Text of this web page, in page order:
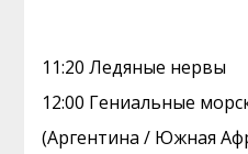
11:20 Ледяные нервы
12:00 Гениальные
(Аргентина / Южная